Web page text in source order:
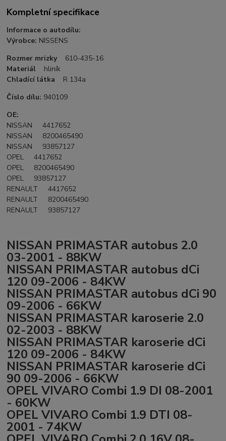
Kompletní specifikace
Informace o autodílu:
Výrobce: NISSENS
Rozmer mrizky
610-435-16
Materiál hliník
Chladící látka
R 134a
Číslo dílu: 940109
OE:
NISSAN 4417652
NISSAN 8200465490
NISSAN 93857127
OPEL 4417652
OPEL 8200465490
OPEL 93857127
RENAULT 4417652
RENAULT 8200465490
RENAULT 93857127
NISSAN PRIMASTAR autobus 2.0
03-2001 - 88KW
NISSAN PRIMASTAR autobus dCi
120 09-2006 - 84KW
NISSAN PRIMASTAR autobus dCi 90
09-2006 - 66KW
NISSAN PRIMASTAR karoserie 2.0
02-2003 - 88KW
NISSAN PRIMASTAR karoserie dCi
120 09-2006 - 84KW
NISSAN PRIMASTAR karoserie dCi
90 09-2006 - 66KW
OPEL VIVARO Combi 1.9 DI 08-2001
- 60KW
OPEL VIVARO Combi 1.9 DTI 08-
2001 - 74KW